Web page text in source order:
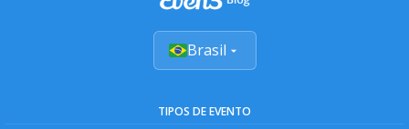
Brasil
TIPOS DE EVENTO